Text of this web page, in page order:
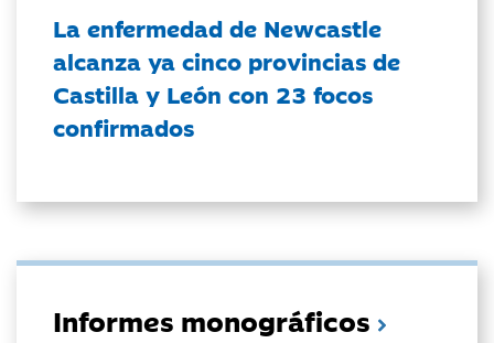
La enfermedad de Newcastle
alcanza ya cinco provincias de
Castilla y León con 23 focos
confirmados
Informes monográficos